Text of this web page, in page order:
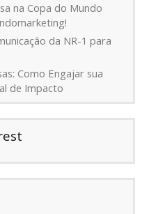
na Copa do Mundo
da NR-1 para
Como Engajar sua
de Impacto